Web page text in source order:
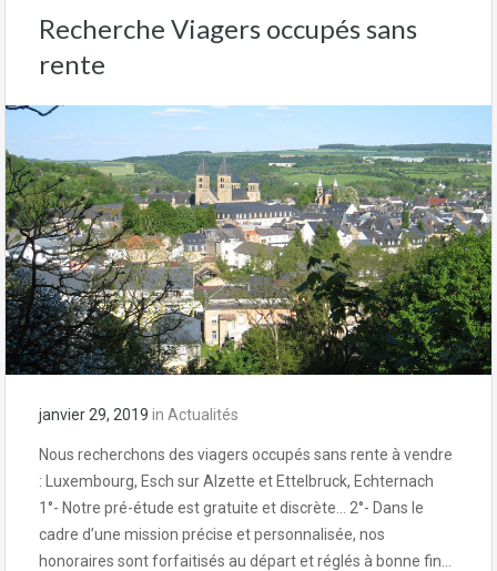
Recherche Viagers occupés sans
rente
janvier 29, 2019 in Actualités
Nous recherchons des viagers occupés sans rente à vendre
: Luxembourg, Esch sur Alzette et Ettelbruck, Echternach
1°- Notre pré-étude est gratuite et discrète… 2°- Dans le
cadre d’une mission précise et personnalisée, nos
honoraires sont forfaitisés au départ et réglés à bonne fin…